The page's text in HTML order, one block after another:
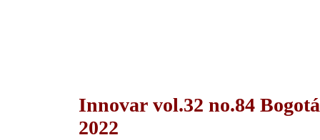
Innovar vol.32 no.84
2022